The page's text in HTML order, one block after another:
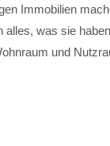
Immobilien
was sie
und